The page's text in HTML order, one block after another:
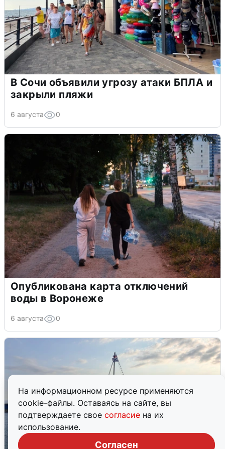
На информационном ресурсе применяются
cookie-файлы. Оставаясь на сайте, вы
подтверждаете свое согласие на их
использование.
Согласен
В Сочи объявили угрозу атаки БПЛА и
закрыли пляжи
6 августа 0
Опубликована карта отключений
воды в Воронеже
6 августа 0